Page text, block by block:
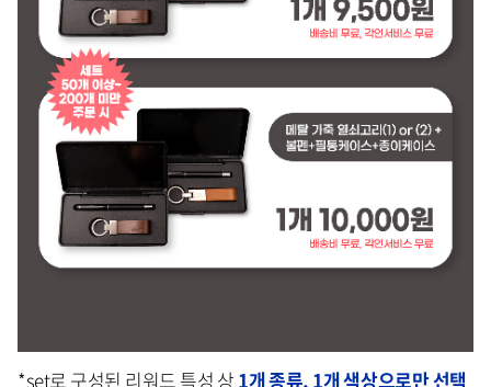
*set로 구성된 리워드 특성 상 1개 종류, 1개 색상으로만 선택